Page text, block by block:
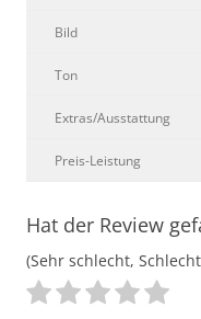
Bild
Ton
Extras/Ausstattung
Preis-Leistung
Hat der Review
(Sehr schlecht,